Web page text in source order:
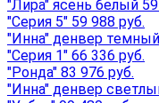
"Лира" ясень белый
"Серия 5" 59 988 руб.
"Инна" денвер
"Серия 1" 66 336 руб.
"Ронда" 83 976 руб.
"Инна" денвер